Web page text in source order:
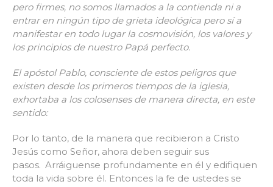
pero firmes, no somos llamados a la contienda ni a
entrar en ningún tipo de grieta ideológica pero sí a
manifestar en todo lugar la cosmovisión, los valores y
los principios de nuestro Papá perfecto.
El apóstol Pablo, consciente de estos peligros que
existen desde los primeros tiempos de la iglesia,
exhortaba a los colosenses de manera directa, en este
sentido:
Por lo tanto, de la manera que recibieron a Cristo
Jesús como Señor, ahora deben seguir sus
pasos. Arráiguense profundamente en él y edifiquen
toda la vida sobre él. Entonces la fe de ustedes se